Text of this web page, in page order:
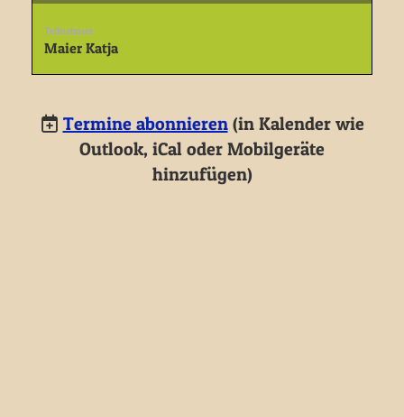
Teilnehmer
Maier Katja
Termine abonnieren (in Kalender wie
Outlook, iCal oder Mobilgeräte
hinzufügen)